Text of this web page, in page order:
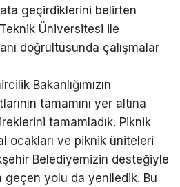
geçirdiklerini belirten
Üniversitesi ile
doğrultusunda çalışmalar
Bakanlığımızın
tamamını yer altına
tamamladık. Piknik
ocakları ve piknik üniteleri
Belediyemizin desteğiyle
geçen yolu da yeniledik. Bu